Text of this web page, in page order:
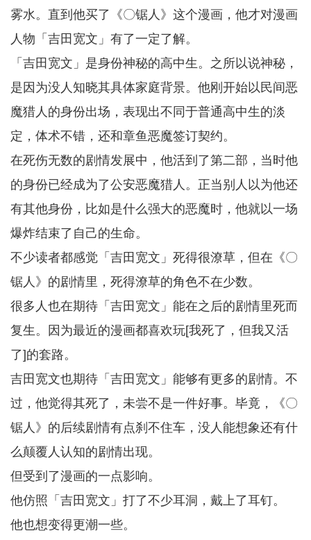
雾水。直到他买了《〇锯人》这个漫画，他才对漫画
人物「吉田宽文」有了一定了解。
「吉田宽文」是身份神秘的高中生。之所以说神秘，
是因为没人知晓其具体家庭背景。他刚开始以民间恶
魔猎人的身份出场，表现出不同于普通高中生的淡
定，体术不错，还和章鱼恶魔签订契约。
在死伤无数的剧情发展中，他活到了第二部，当时他
的身份已经成为了公安恶魔猎人。正当别人以为他还
有其他身份，比如是什么强大的恶魔时，他就以一场
爆炸结束了自己的生命。
不少读者都感觉「吉田宽文」死得很潦草，但在《〇
锯人》的剧情里，死得潦草的角色不在少数。
很多人也在期待「吉田宽文」能在之后的剧情里死而
复生。因为最近的漫画都喜欢玩[我死了，但我又活
了]的套路。
吉田宽文也期待「吉田宽文」能够有更多的剧情。不
过，他觉得其死了，未尝不是一件好事。毕竟，《〇
锯人》的后续剧情有点刹不住车，没人能想象还有什
么颠覆人认知的剧情出现。
但受到了漫画的一点影响。
他仿照「吉田宽文」打了不少耳洞，戴上了耳钉。
他也想变得更潮一些。